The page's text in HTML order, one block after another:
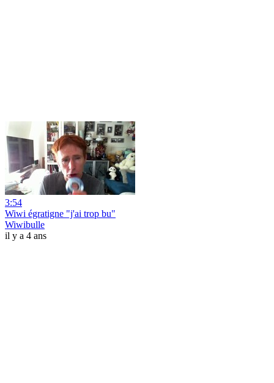
3:54
Wiwi égratigne "j'ai trop bu"
Wiwibulle
il y a 4 ans